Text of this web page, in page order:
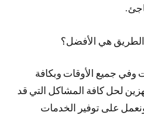
هي الأفضل؟
وفي جميع الأوقات وبكافة
لحل كافة المشاكل التي قد
على توفير الخدمات